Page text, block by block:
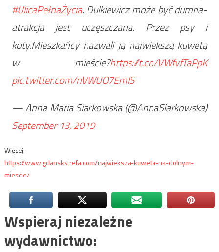
#UlicaPełnaŻycia. Dulkiewicz może być dumna-
atrakcja jest uczęszczana. Przez psy i
koty.Mieszkańcy nazwali ją najwiekszą kuwetą
w mieście?https://t.co/VWfvfTaPpK
pic.twitter.com/nVWUO7EmlS
— Anna Maria Siarkowska (@AnnaSiarkowska)
September 13, 2019
Więcej:
https://www.gdanskstrefa.com/najwieksza-kuweta-na-dolnym-
miescie/
Wspieraj niezależne
wydawnictwo: